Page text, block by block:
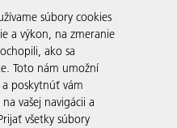
súbory cookies
a výkon, na zmeranie
ako sa
Toto nám umožní
a poskytnúť vám
vašej navigácii a
všetky súbory